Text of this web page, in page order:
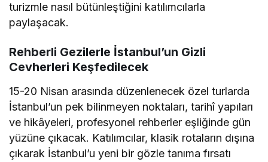
turizmle nasıl bütünleştiğini katılımcılarla
paylaşacak.
Rehberli Gezilerle İstanbul’un Gizli
Cevherleri Keşfedilecek
15-20 Nisan arasında düzenlenecek özel turlarda
İstanbul’un pek bilinmeyen noktaları, tarihî yapıları
ve hikâyeleri, profesyonel rehberler eşliğinde gün
yüzüne çıkacak. Katılımcılar, klasik rotaların dışına
çıkarak İstanbul’u yeni bir gözle tanıma fırsatı